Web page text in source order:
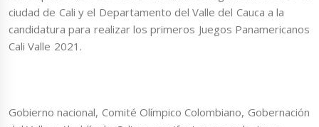
ciudad de Cali y el Departamento del Valle del Cauca a la
candidatura para realizar los primeros Juegos Panamericanos
Cali Valle 2021.
Gobierno nacional, Comité Olímpico Colombiano, Gobernación